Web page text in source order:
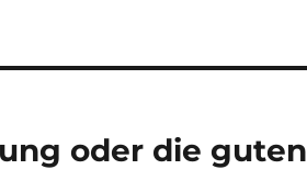
oder die guten